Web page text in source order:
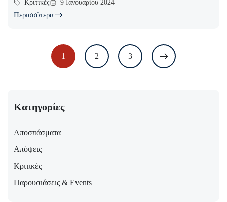
Κριτικές 9 Ιανουαρίου 2024
Περισσότερα
1 2 3
Κατηγορίες
Αποσπάσματα
Απόψεις
Κριτικές
Παρουσιάσεις & Events